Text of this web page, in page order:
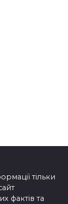
тільки
фактів та